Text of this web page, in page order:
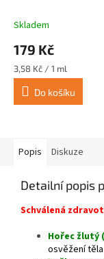
Skladem
179 Kč
Měrná
cena:
3,58 Kč / 1 ml
Do košíku
Popis Diskuze
Detailní popis
Schválená
Hořec žlutý
osvěžení těla